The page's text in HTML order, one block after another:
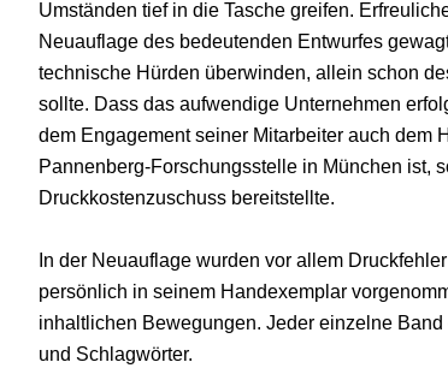
Umständen tief in die Tasche greifen.
Neuauflage des bedeutenden Entwurfes
technische Hürden überwinden, allein schon
sollte. Dass das aufwendige Unternehmen
dem Engagement seiner Mitarbeiter auch dem
Pannenberg-Forschungsstelle in München ist,
Druckkostenzuschuss bereitstellte.
In der Neuauflage wurden vor allem
persönlich in seinem Handexemplar
inhaltlichen Bewegungen. Jeder einzelne
und Schlagwörter.